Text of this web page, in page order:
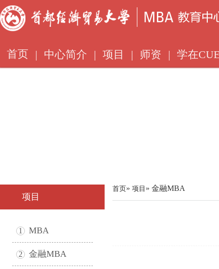
首页 | 中心简介 | 项目 | 师资 | 学在
项目
1 MBA
2 金融MBA
首页» 项目 » 金融MBA